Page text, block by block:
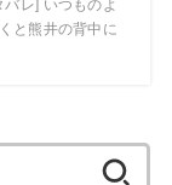
レ] いつものよ
と熊井の背中に